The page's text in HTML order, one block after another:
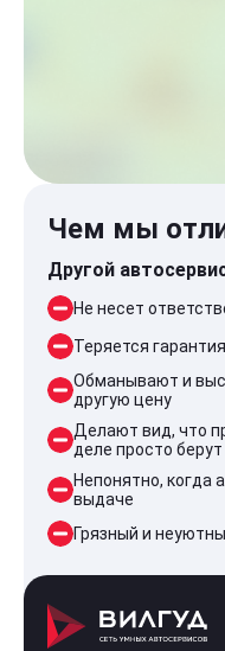
Чем мы
Другой
Не несет
Теряется
Обманывают и
другую цену
Делают вид, что
деле просто
Непонятно, когда
выдаче
Грязный и